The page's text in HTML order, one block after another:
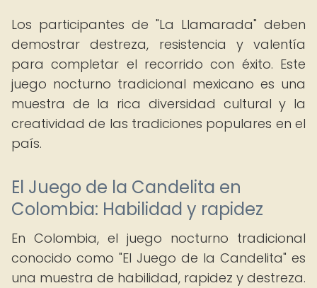
Los participantes de "La Llamarada" deben
demostrar destreza, resistencia y valentía
para completar el recorrido con éxito. Este
juego nocturno tradicional mexicano es una
muestra de la rica diversidad cultural y la
creatividad de las tradiciones populares en el
país.
El Juego de la Candelita en
Colombia: Habilidad y rapidez
En Colombia, el juego nocturno tradicional
conocido como "El Juego de la Candelita" es
una muestra de habilidad, rapidez y destreza.